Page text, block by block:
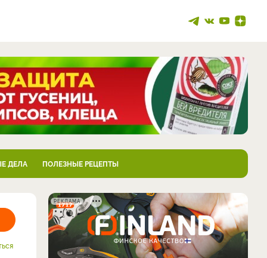
ДЕЛА ПОЛЕЗНЫЕ РЕЦЕПТЫ
РЕКЛАМА